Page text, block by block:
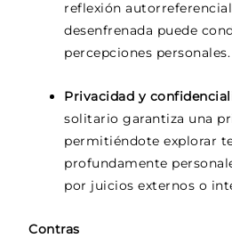
reflexión
desenfrenada puede
percepciones personales.
Privacidad y
solitario garantiza una
permitiéndote explorar
profundamente
por juicios externos o
Contras